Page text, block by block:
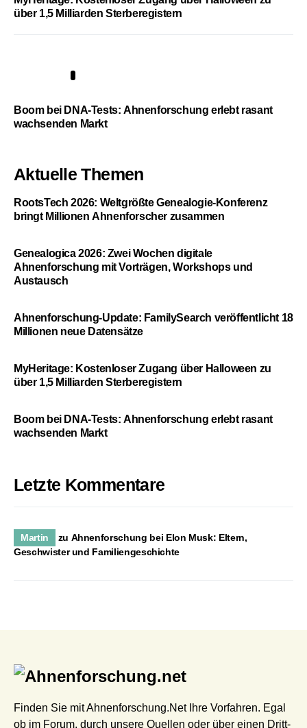
über 1,5 Milliarden Sterberegistern
Boom bei DNA-Tests: Ahnenforschung erlebt rasant
wachsenden Markt
Aktuelle Themen
RootsTech 2026: Weltgrößte Genealogie-Konferenz
bringt Millionen Ahnenforscher zusammen
Genealogica 2026: Zwei Wochen digitale
Ahnenforschung mit Vorträgen, Workshops und
Austausch
Ahnenforschung-Update: FamilySearch veröffentlicht 18
Millionen neue Datensätze
MyHeritage: Kostenloser Zugang über Halloween zu
über 1,5 Milliarden Sterberegistern
Boom bei DNA-Tests: Ahnenforschung erlebt rasant
wachsenden Markt
Letzte Kommentare
Martin zu Ahnenforschung bei Elon Musk: Eltern,
Geschwister und Familiengeschichte
Finden Sie mit Ahnenforschung.Net Ihre Vorfahren. Egal
ob im Forum, durch unsere Quellen oder über einen Dritt-